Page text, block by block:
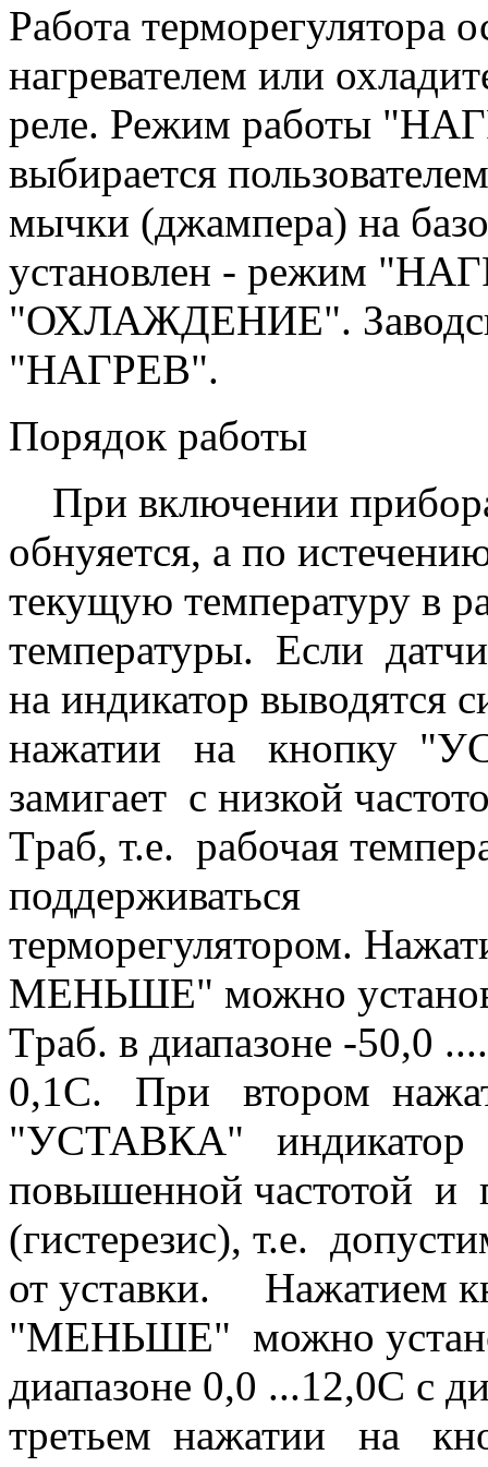
Работа терморегулятора
нагревателем или
реле. Режим работы
выбирается
мычки (джампера) на
установлен - режим
"ОХЛАЖДЕНИЕ".
"НАГРЕВ".
Порядок работы
При включении прибора
обнуяется, а по
текущую температуру в
температуры. Если
на индикатор
нажатии на кнопку
замигает с низкой
Tраб, т.е. рабочая
поддерживаться
терморегулятором.
МЕНЬШЕ" можно
Tраб. в диапазоне -50,0
0,1С. При втором
"УСТАВКА" индикатор
повышенной частотой и
(гистерезис), т.е.
от уставки.
"МЕНЬШЕ" можно
диапазоне 0,0 ...12,0С с
третьем нажатии на